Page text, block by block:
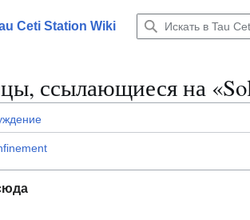
Ceti Station Wiki
ссылающиеся на